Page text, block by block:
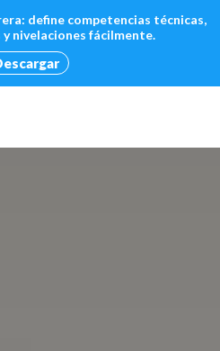
define competencias técnicas,
nivelaciones fácilmente.